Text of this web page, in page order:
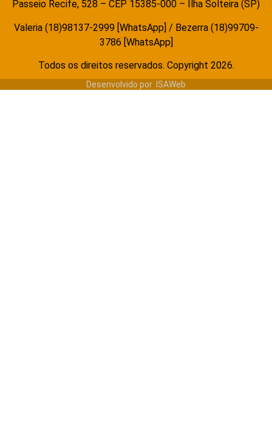
Passeio Recife, 528 – CEP 15385-000 – Ilha Solteira (SP)
Valeria (18)98137-2999 [WhatsApp] / Bezerra (18)99709-
3786 [WhatsApp]
Todos os direitos reservados. Copyright 2026.
Desenvolvido por ISAWeb